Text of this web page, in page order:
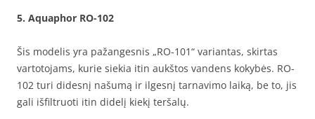
5. Aquaphor RO-102
Šis modelis yra pažangesnis „RO-101“ variantas, skirtas
vartotojams, kurie siekia itin aukštos vandens kokybės. RO-
102 turi didesnį našumą ir ilgesnį tarnavimo laiką, be to, jis
gali išfiltruoti itin didelį kiekį teršalų.